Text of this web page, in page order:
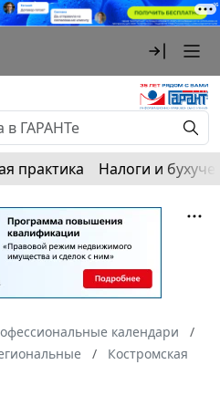
практика Налоги и
календари
Костромская